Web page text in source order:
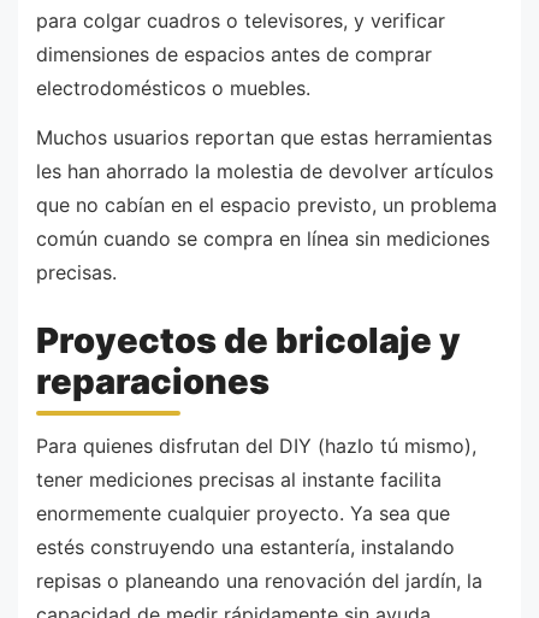
para colgar cuadros o televisores, y verificar
dimensiones de espacios antes de comprar
electrodomésticos o muebles.
Muchos usuarios reportan que estas herramientas
les han ahorrado la molestia de devolver artículos
que no cabían en el espacio previsto, un problema
común cuando se compra en línea sin mediciones
precisas.
Proyectos de bricolaje y
reparaciones
Para quienes disfrutan del DIY (hazlo tú mismo),
tener mediciones precisas al instante facilita
enormemente cualquier proyecto. Ya sea que
estés construyendo una estantería, instalando
repisas o planeando una renovación del jardín, la